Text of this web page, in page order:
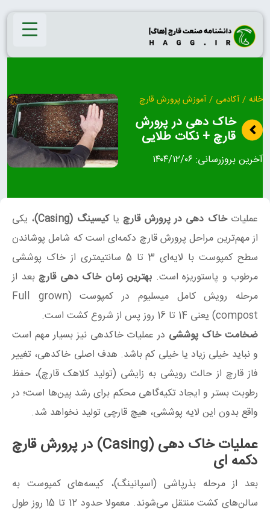
Skip
content
خانه / آکادمی / آموزش پرورش قارچ
خاک دهی در پرورش
قارچ + نکات طلایی
آخرین بروزرسانی: ۱۴۰۴/۱۲/۰۶
عملیاتخاک دهی در پرورش قارچیاکیسینگ (Casing)
، یکی
از مهم‌ترین مراحل پرورش قارچ دکمه‌ای است که شامل پوشاندن
سطح کمپوست با لایه‌ای 3 تا 5 سانتیمتری از خاک پوششی
مرطوب و پاستوریزه است. بهترین زمان خاک دهی قارچ بعد از
مرحله رویش کامل میسلیوم در کمپوست (Full grown
compost) یعنی 14 تا 16 روز پس از شروع کشت است.
ضخامت خاک پوششی در عملیات خاکدهی نیز بسیار مهم است
و نباید خیلی زیاد یا خیلی کم باشد. هدف اصلی خاکدهی، تغییر
فاز قارچ از حالت رویشی به زایشی (تولید کلاهک قارچ)، حفظ
رطوبت بستر و ایجاد تکیه‌گاهی محکم برای رشد پین‌ها است؛ در
واقع بدون این لایه پوششی، هیچ قارچی تولید نخواهد شد.
عملیات خاک دهی (Casing) در پرورش قارچ
دکمه ای
بعد از مرحله بذرپاشی (اسپانینگ)، کیسه‌های کمپوست به
سالن‌های کشت منتقل می‌شوند. معمولا حدود 12 تا 15 روز طول